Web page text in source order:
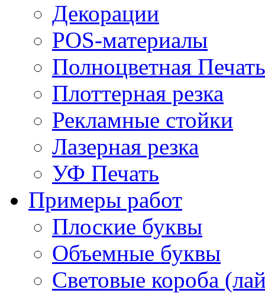
Декорации
POS-материалы
Полноцветная Печать
Плоттерная резка
Рекламные стойки
Лазерная резка
УФ Печать
Примеры работ
Плоские буквы
Объемные буквы
Световые короба